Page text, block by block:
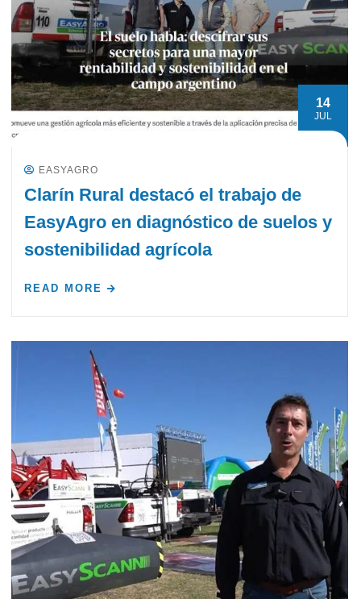
14
JUL
EASYAGRO
Clarín Rural destacó el trabajo de
EasyAgro en diagnóstico de suelos y
sostenibilidad agrícola
READ MORE